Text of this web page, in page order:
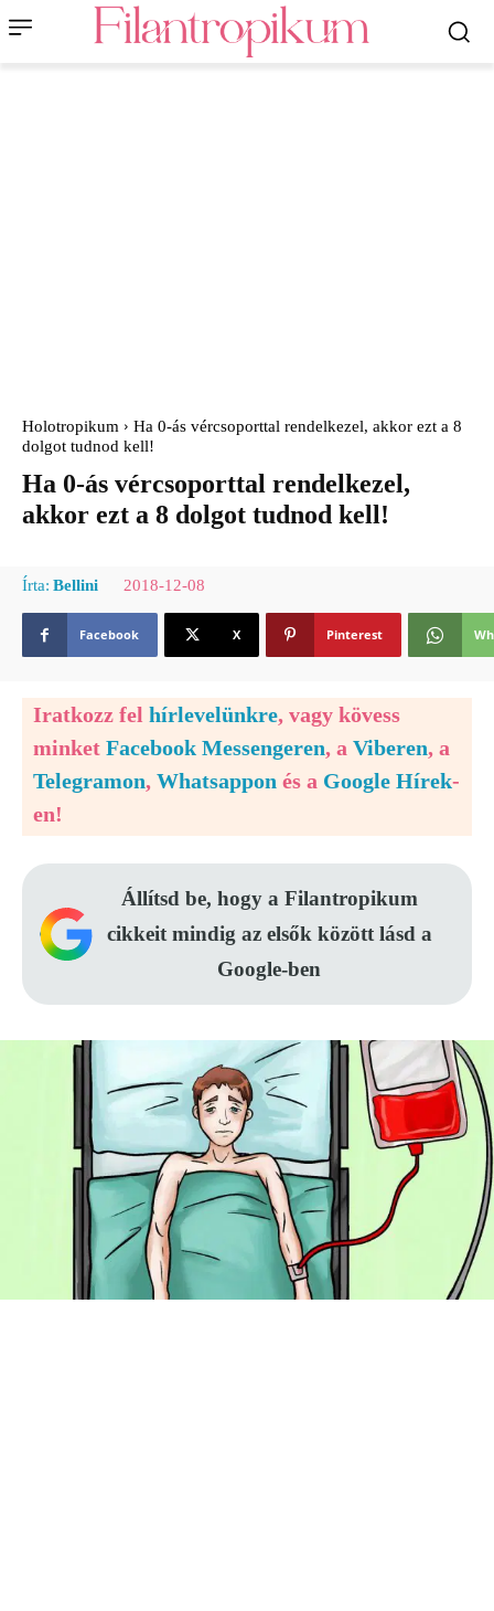
Holotropikum
Ha 0-ás vércsoporttal rendelkezel, akkor ezt a 8
dolgot tudnod kell!
Ha 0-ás vércsoporttal rendelkezel,
akkor ezt a 8 dolgot tudnod kell!
Írta: Bellini 2018-12-08
Facebook X Pinterest
Iratkozz fel hírlevelünkre, vagy kövess
minket Facebook Messengeren, a Viberen, a
Telegramon, Whatsappon és a Google Hírek-
en!
Állítsd be, hogy a Filantropikum
cikkeit mindig az elsők között lásd a
Google-ben